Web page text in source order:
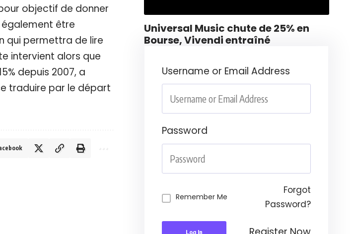
objectif de donner
être
qui permettra de lire
intervient alors que
depuis 2007, a
traduire par le départ
Universal Music chute de 25% en
Bourse, Vivendi entraîné
Username or Email Address
Password
Remember Me
Forgot
Password?
Log In